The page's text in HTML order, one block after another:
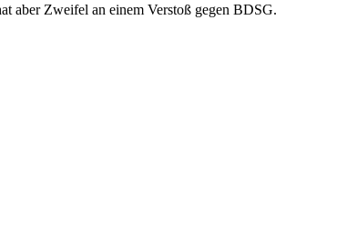
aber Zweifel an einem Verstoß gegen BDSG.